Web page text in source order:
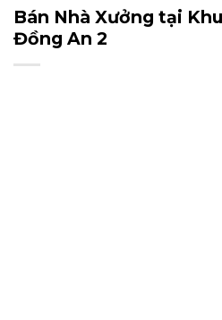
Bán Nhà Xưởng tại
Đồng An 2